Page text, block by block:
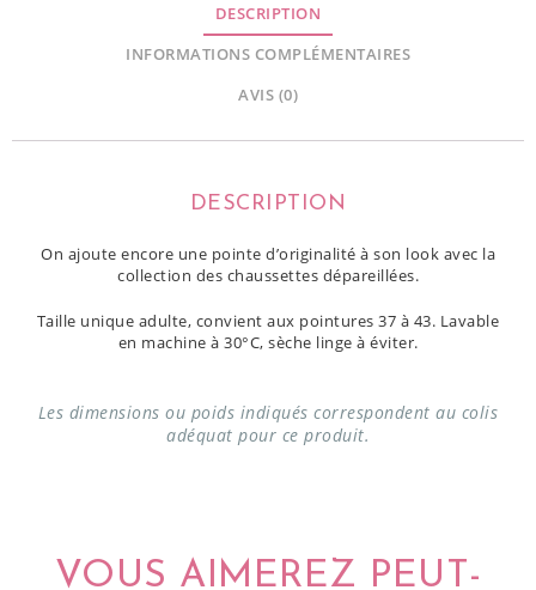
DESCRIPTION
INFORMATIONS COMPLÉMENTAIRES
AVIS (0)
DESCRIPTION
On ajoute encore une pointe d’originalité à son look avec la
collection des chaussettes dépareillées.
Taille unique adulte, convient aux pointures 37 à 43. Lavable
en machine à 30°C, sèche linge à éviter.
Les dimensions ou poids indiqués correspondent au colis
adéquat pour ce produit.
VOUS AIMEREZ PEUT-